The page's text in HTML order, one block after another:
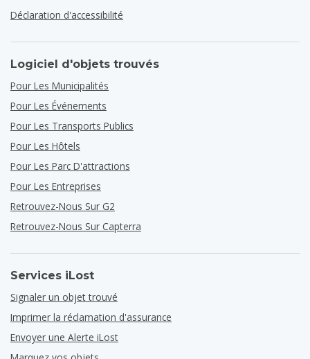
Déclaration d'accessibilité
Logiciel d'objets trouvés
Pour Les Municipalités
Pour Les Événements
Pour Les Transports Publics
Pour Les Hôtels
Pour Les Parc D'attractions
Pour Les Entreprises
Retrouvez-Nous Sur G2
Retrouvez-Nous Sur Capterra
Services iLost
Signaler un objet trouvé
Imprimer la réclamation d'assurance
Envoyer une Alerte iLost